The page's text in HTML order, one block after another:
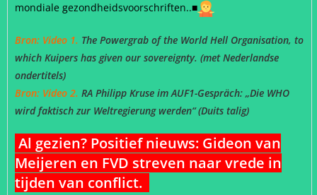
mondiale gezondheidsvoorschriften..■
Bron: Video 1. The Powergrab of the World Hell Organisation, to
which Kuipers has given our sovereignty. (met Nederlandse
ondertitels)
Bron: Video 2. RA Philipp Kruse im AUF1-Gespräch: „Die WHO
wird faktisch zur Weltregierung werden“ (Duits talig)
Al gezien? Positief nieuws: Gideon van
Meijeren en FVD streven naar vrede in
tijden van conflict.